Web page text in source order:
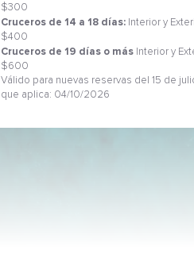
$300
Cruceros de 14 a 18 días: Interior y
$400
Cruceros de 19 días o más Interior y
$600
Válido para nuevas reservas del 15 de
que aplica: 04/10/2026